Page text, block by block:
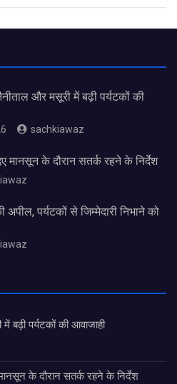
और मसूरी में बढ़ी पर्यटकों की
sachkiawaz
मानसून के दौरान सतर्क रहने के निर्देश
पर्यटकों से जिम्मेदारी निभाने को
बढ़ी पर्यटकों की आवाजाही
के दौरान सतर्क रहने के निर्देश